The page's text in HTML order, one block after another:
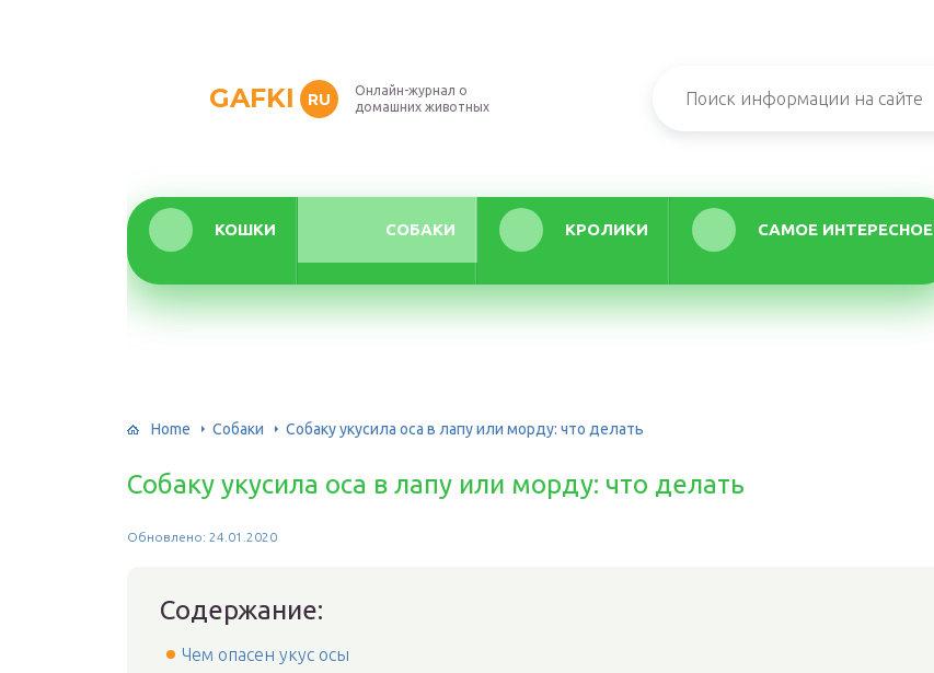
GAFKI RU
Онлайн-журнал о
домашних животных
КОШКИ СОБАКИ КРОЛИКИ САМОЕ ИНТЕРЕСНОЕ
Home Собаки Собаку укусила оса в лапу или морду: что делать
Собаку укусила оса в лапу или морду: что делать
Обновлено: 24.01.2020
Содержание:
Чем опасен укус осы